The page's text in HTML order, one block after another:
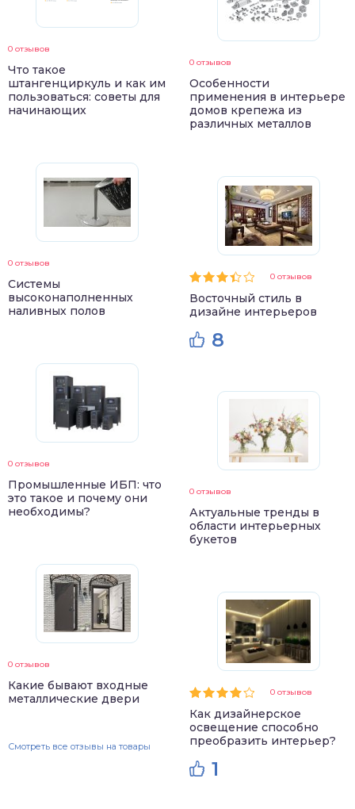
0 отзывов
Что такое
штангенциркуль и как им
пользоваться: советы для
начинающих
0 отзывов
Системы
высоконаполненных
наливных полов
0 отзывов
Промышленные ИБП: что
это такое и почему они
необходимы?
0 отзывов
Какие бывают входные
металлические двери
Смотреть все отзывы на товары
0 отзывов
Особенности
применения в интерьере
домов крепежа из
различных металлов
0 отзывов
Восточный стиль в
дизайне интерьеров
8
0 отзывов
Актуальные тренды в
области интерьерных
букетов
0 отзывов
Как дизайнерское
освещение способно
преобразить интерьер?
1